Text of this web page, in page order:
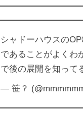
シャドーハウスの
であることがよくわ
で後の展開を知って
— 笹？